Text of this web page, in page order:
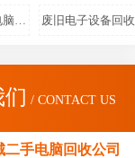
批量笔记本电脑回收 废旧电子设备回收
/ CONTACT US
二手电脑回收公司